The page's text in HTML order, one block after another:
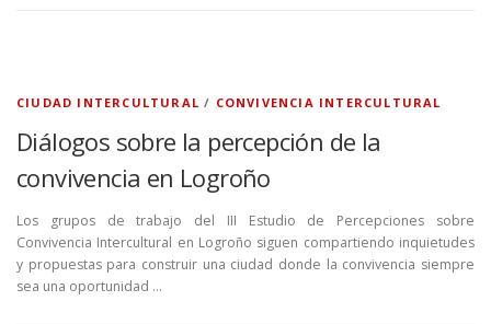
CIUDAD INTERCULTURAL / CONVIVENCIA INTERCULTURAL
Diálogos sobre la percepción de la
convivencia en Logroño
Los grupos de trabajo del III Estudio de Percepciones sobre
Convivencia Intercultural en Logroño siguen compartiendo inquietudes
y propuestas para construir una ciudad donde la convivencia siempre
sea una oportunidad …